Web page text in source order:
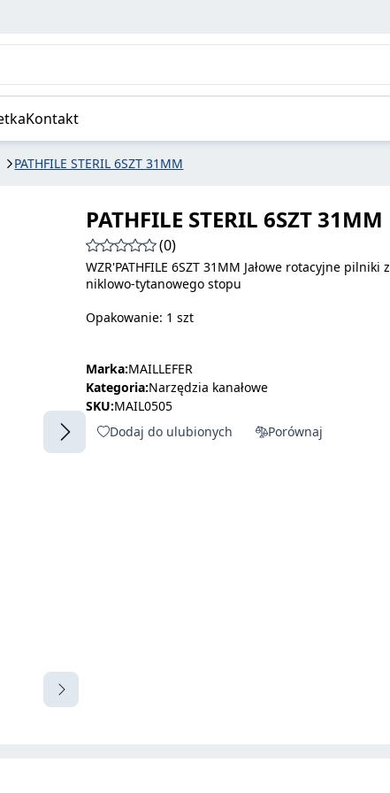
Kontakt
PATHFILE STERIL 6SZT 31MM
PATHFILE STERIL 6SZT 31MM
(0)
WZR'PATHFILE 6SZT 31MM Jałowe rotacyjne pilniki z
niklowo-tytanowego stopu
Opakowanie: 1 szt
Marka:MAILLEFER
Kategoria:Narzędzia kanałowe
SKU:MAIL0505
Dodaj do ulubionych
Porównaj